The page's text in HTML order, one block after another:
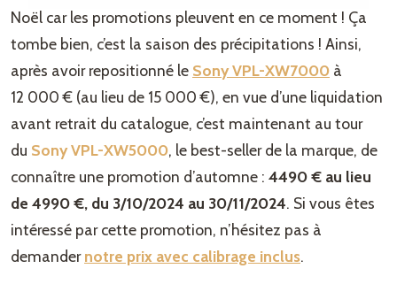
Noël car les promotions pleuvent en ce moment ! Ça
tombe bien, c’est la saison des précipitations ! Ainsi,
après avoir repositionné le Sony VPL-XW7000 à
12 000 € (au lieu de 15 000 €), en vue d’une liquidation
avant retrait du catalogue, c’est maintenant au tour
du Sony VPL-XW5000, le best-seller de la marque, de
connaître une promotion d’automne : 4490 € au lieu
de 4990 €, du 3/10/2024 au 30/11/2024. Si vous êtes
intéressé par cette promotion, n’hésitez pas à
demandernotre prix avec calibrage inclus.